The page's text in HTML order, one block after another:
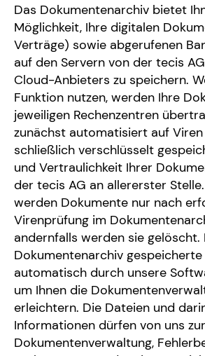
Das Dokumentenarchiv bietet
Möglichkeit, Ihre digitalen
Verträge) sowie abgerufenen
auf den Servern von der tecis
Cloud-Anbieters zu speichern.
Funktion nutzen, werden Ihre
jeweiligen Rechenzentren
zunächst automatisiert auf
schließlich verschlüsselt
und Vertraulichkeit Ihrer
der tecis AG an allererster
werden Dokumente nur nach
Virenprüfung im
andernfalls werden sie gelöscht.
Dokumentenarchiv
automatisch durch unsere
um Ihnen die
erleichtern. Die Dateien und
Informationen dürfen von uns zur
Dokumentenverwaltung,